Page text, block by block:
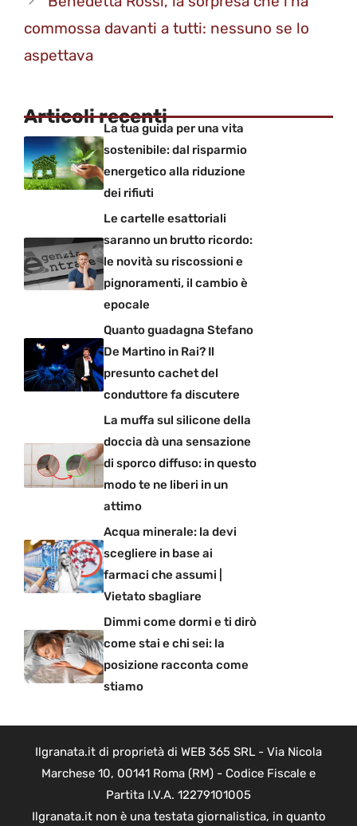
commossa davanti a tutti: nessuno se lo
aspettava
Articoli recenti
La tua guida per una vita
sostenibile: dal risparmio
energetico alla riduzione
dei rifiuti
Le cartelle esattoriali
saranno un brutto ricordo:
le novità su riscossioni e
pignoramenti, il cambio è
epocale
Quanto guadagna Stefano
De Martino in Rai? Il
presunto cachet del
conduttore fa discutere
La muffa sul silicone della
doccia dà una sensazione
di sporco diffuso: in questo
modo te ne liberi in un
attimo
Acqua minerale: la devi
scegliere in base ai
farmaci che assumi |
Vietato sbagliare
Dimmi come dormi e ti dirò
come stai e chi sei: la
posizione racconta come
stiamo
Ilgranata.it di proprietà di WEB 365 SRL - Via Nicola
Marchese 10, 00141 Roma (RM) - Codice Fiscale e
Partita I.V.A. 12279101005
Ilgranata.it non è una testata giornalistica, in quanto